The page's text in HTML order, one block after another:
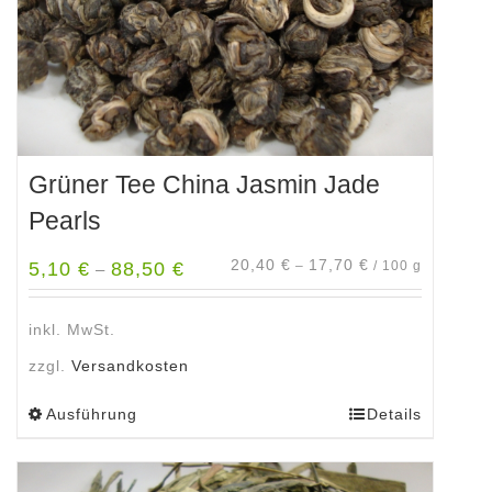
Produktseite
gewählt
werden
Grüner Tee China Jasmin Jade
Pearls
5,10 € – 88,50 € 20,40 € – 17,70 € / 100 g
inkl. MwSt.
zzgl. Versandkosten
Ausführung
weist
Details